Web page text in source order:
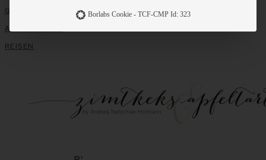
GRUNDLAGEN
ALLE REZEPTE
REISEN
Borlabs Cookie - TCF-CMP Id: 323